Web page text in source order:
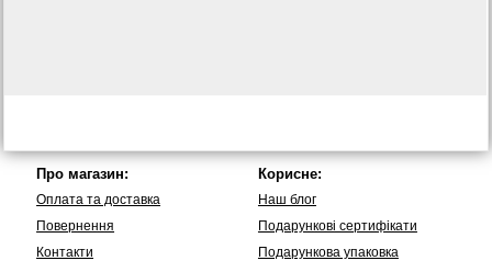
Про магазин:
Оплата та доставка
Повернення
Контакти
Корисне:
Наш блог
Подарункові сертифікати
Подарункова упаковка